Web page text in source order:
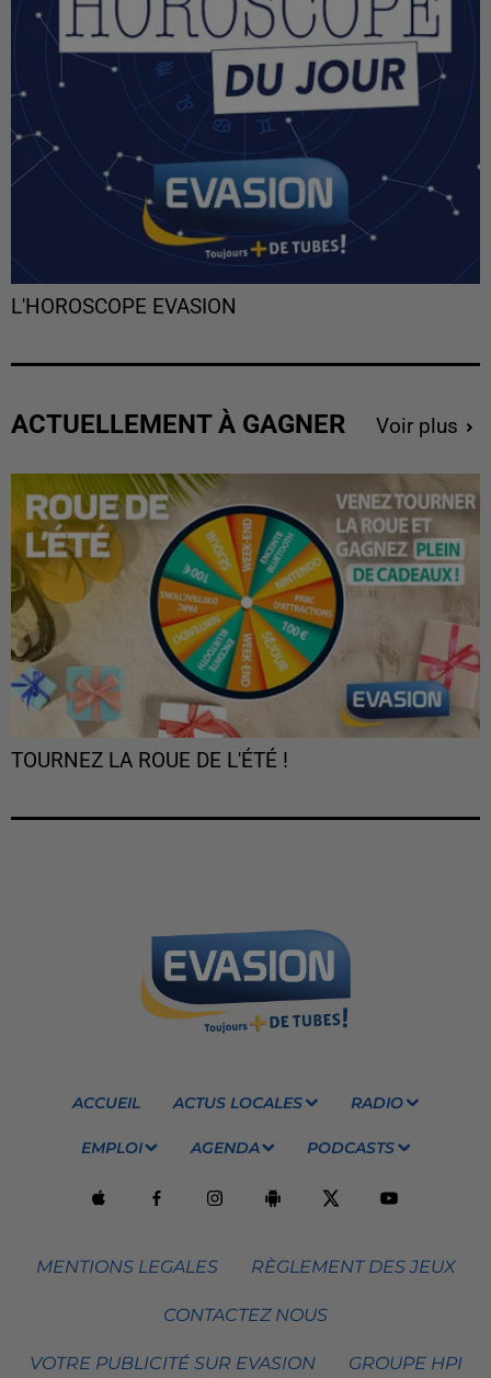
L'HOROSCOPE EVASION
ACTUELLEMENT À GAGNER Voir plus
TOURNEZ LA ROUE DE L'ÉTÉ !
ACCUEIL ACTUS LOCALES RADIO
EMPLOI AGENDA PODCASTS
MENTIONS LEGALES RÈGLEMENT DES JEUX
CONTACTEZ NOUS
VOTRE PUBLICITÉ SUR EVASION GROUPE HPI